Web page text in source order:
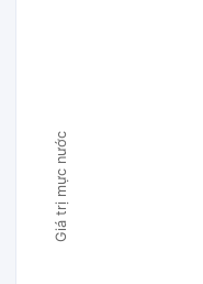
Giá trị mực nước